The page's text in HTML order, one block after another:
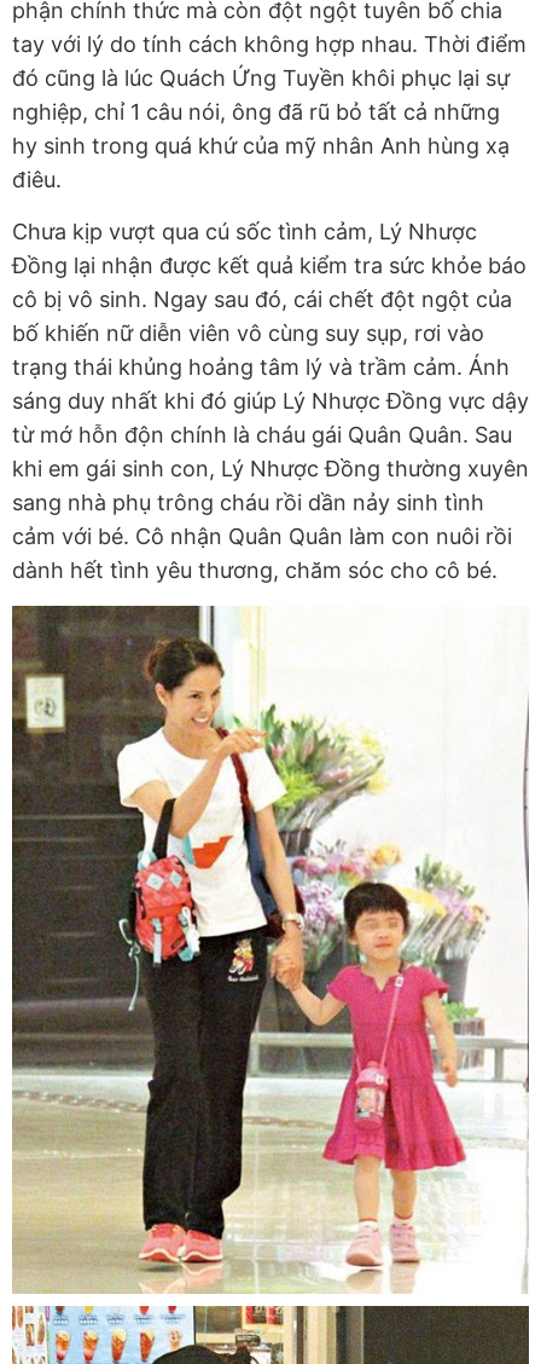
phận chính thức mà còn đột ngột tuyên bố chia
tay với lý do tính cách không hợp nhau. Thời điểm
đó cũng là lúc Quách Ứng Tuyền khôi phục lại sự
nghiệp, chỉ 1 câu nói, ông đã rũ bỏ tất cả những
hy sinh trong quá khứ của mỹ nhân Anh hùng xạ
điêu.
Chưa kịp vượt qua cú sốc tình cảm, Lý Nhược
Đồng lại nhận được kết quả kiểm tra sức khỏe báo
cô bị vô sinh. Ngay sau đó, cái chết đột ngột của
bố khiến nữ diễn viên vô cùng suy sụp, rơi vào
trạng thái khủng hoảng tâm lý và trầm cảm. Ánh
sáng duy nhất khi đó giúp Lý Nhược Đồng vực dậy
từ mớ hỗn độn chính là cháu gái Quân Quân. Sau
khi em gái sinh con, Lý Nhược Đồng thường xuyên
sang nhà phụ trông cháu rồi dần nảy sinh tình
cảm với bé. Cô nhận Quân Quân làm con nuôi rồi
dành hết tình yêu thương, chăm sóc cho cô bé.